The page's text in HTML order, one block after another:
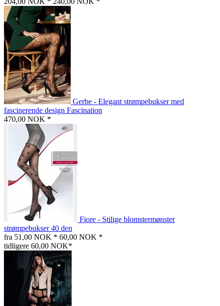
Gerbe - Elegant strømpebukser med
fascinerende design Fascination
470,00 NOK *
Fiore - Stilige blomstermønster
strømpebukser 40 den
fra 51,00 NOK * 60,00 NOK *
tidligere 60,00 NOK*